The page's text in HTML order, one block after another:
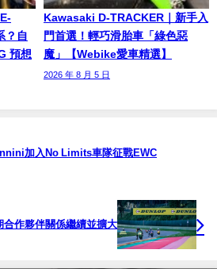
？自
預想
Kawasaki D-TRACKER｜新手入
門首選！輕巧滑胎車「綠色惡
魔」【Webike愛車精選】
2026 年 8 月 5 日
加入No Limits車隊征戰EWC
作夥伴關係繼續並擴大